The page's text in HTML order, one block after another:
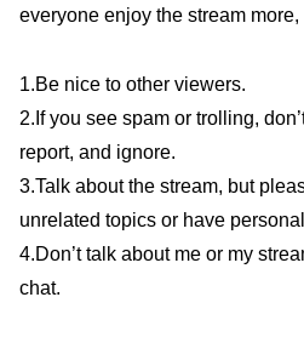
everyone enjoy the stream
1.Be nice to other viewers.
2.If you see spam or trolling,
report, and ignore.
3.Talk about the stream, but
unrelated topics or have
4.Don’t talk about me or my
chat.